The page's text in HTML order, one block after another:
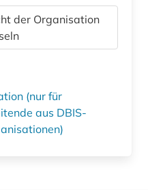
der Organisation
(nur für
aus DBIS-